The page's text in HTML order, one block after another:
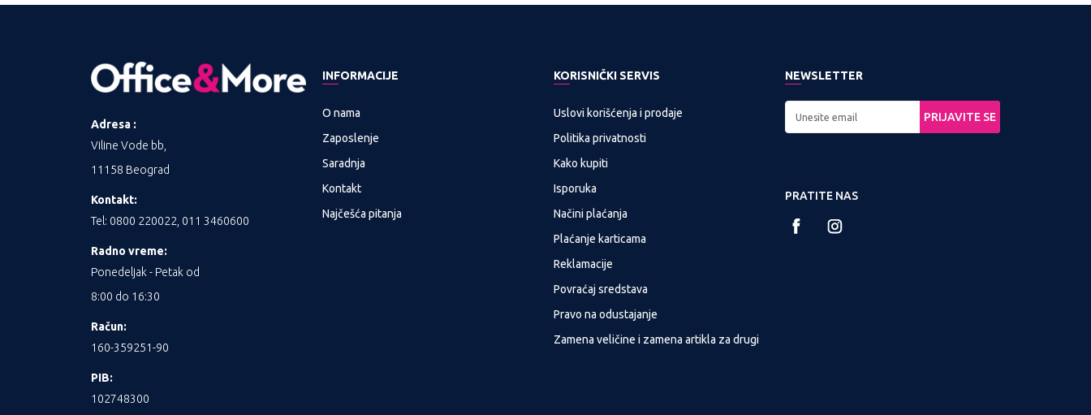
Adresa :
Viline Vode bb,
11158 Beograd
Kontakt:
Tel: 0800 220022, 011 3460600
Radno vreme:
Ponedeljak - Petak od
8:00 do 16:30
Račun:
160-359251-90
PIB:
102748300
INFORMACIJE
O nama
Zaposlenje
Saradnja
Kontakt
Najčešća pitanja
KORISNIČKI SERVIS
Uslovi korišćenja i prodaje
Politika privatnosti
Kako kupiti
Isporuka
Načini plaćanja
Plaćanje karticama
Reklamacije
Povraćaj sredstava
Pravo na odustajanje
Zamena veličine i zamena artikla za drugi
NEWSLETTER
PRIJAVITE SE
PRATITE NAS